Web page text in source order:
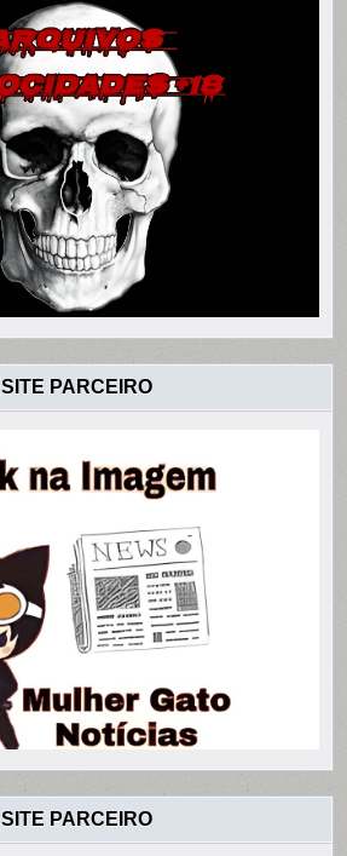
SITE PARCEIRO
SITE PARCEIRO